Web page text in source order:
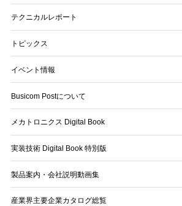
テクニカルレポート
トピックス
イベント情報
Busicom Postについて
メカトロニクス Digital Book
実装技術 Digital Book 特別版
製品案内・会社説明動画集
産業界主要企業カタログ総覧